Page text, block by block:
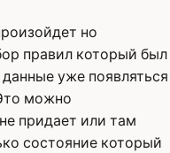
но
правил который был
уже появляться
можно
придает или там
состояние который